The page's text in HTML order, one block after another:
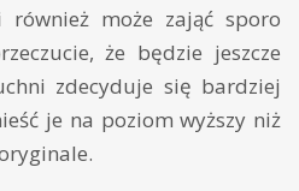
może zająć sporo
że będzie jeszcze
zdecyduje się bardziej
je na poziom wyższy niż